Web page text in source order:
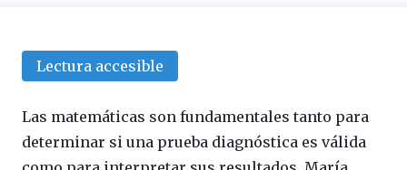
Lectura accesible
Las matemáticas son fundamentales tanto para
determinar si una prueba diagnóstica es válida